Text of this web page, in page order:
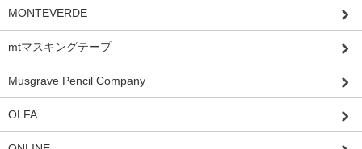
MONTEVERDE
mtマスキングテープ
Musgrave Pencil Company
OLFA